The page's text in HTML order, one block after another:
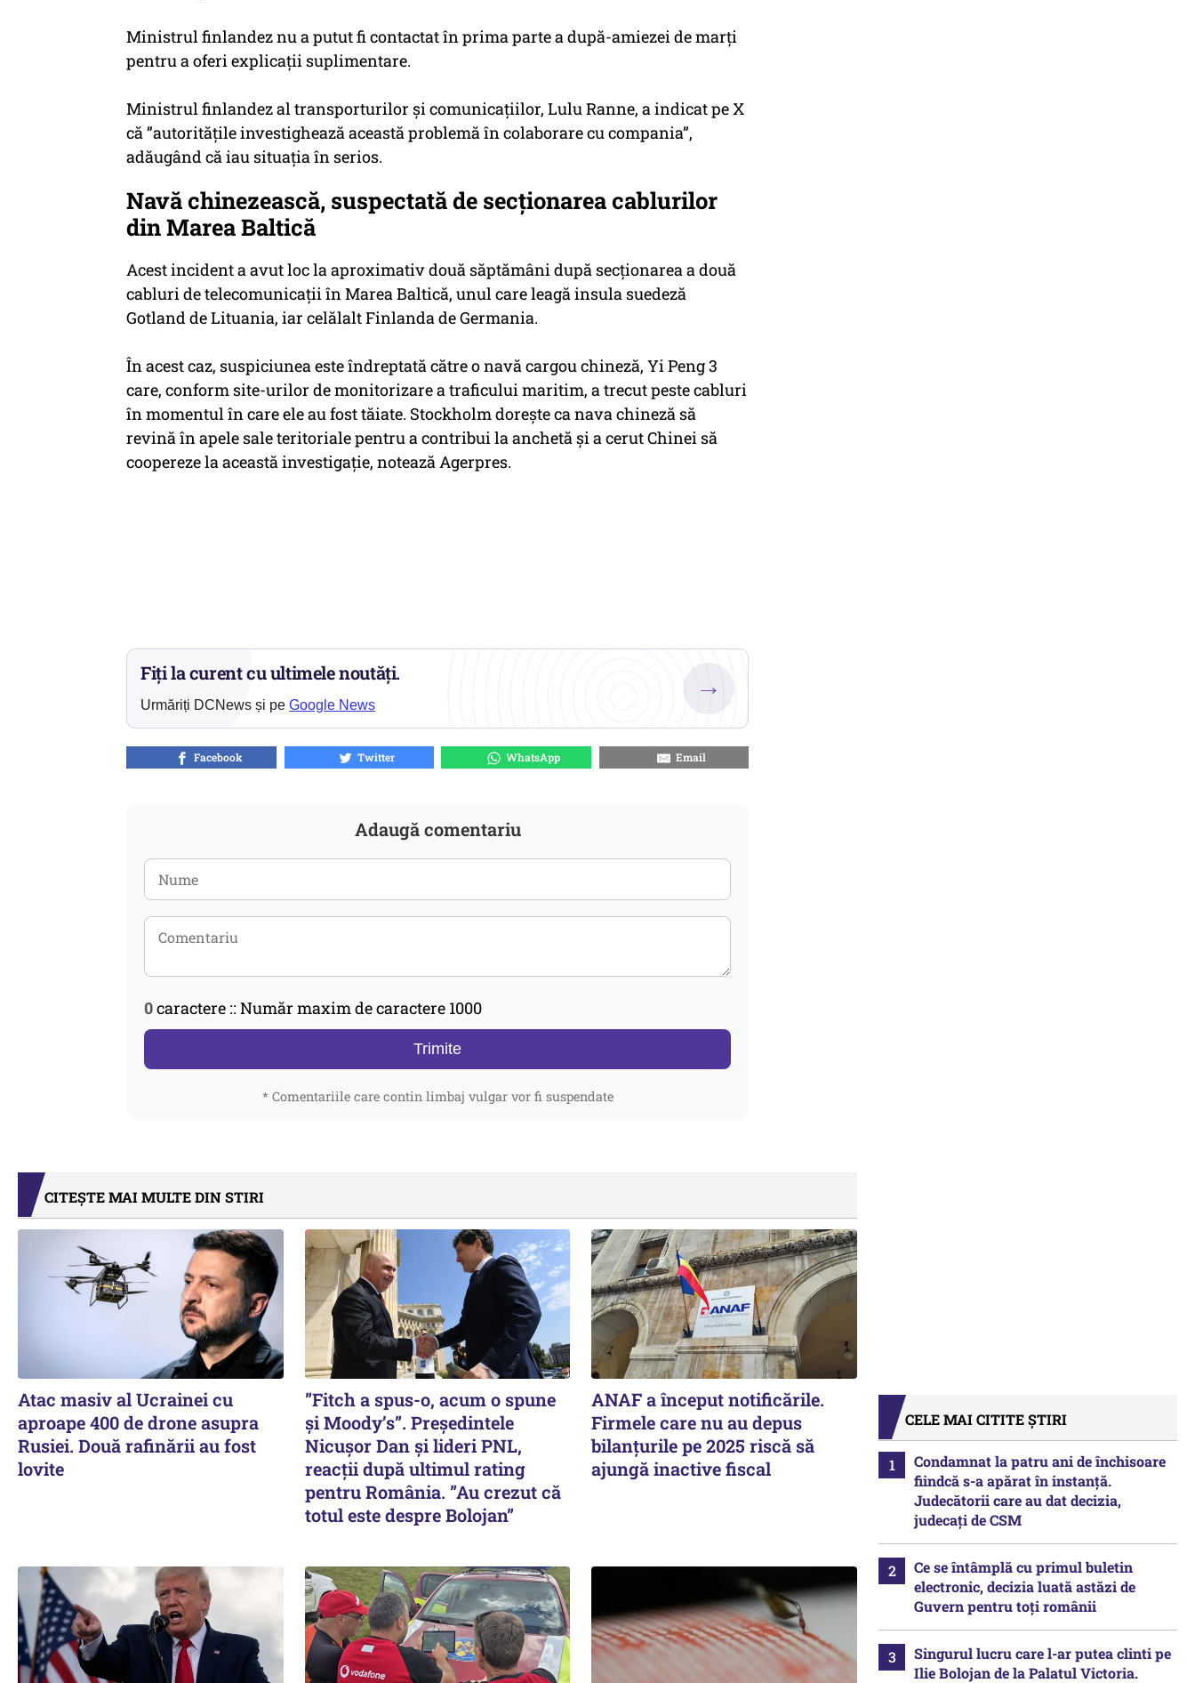
Ministrul finlandez nu a putut fi contactat în prima parte a după-amiezei de marți
pentru a oferi explicații suplimentare.
Ministrul finlandez al transporturilor și comunicațiilor, Lulu Ranne, a indicat pe X
că ”autoritățile investighează această problemă în colaborare cu compania”,
adăugând că iau situația în serios.
Navă chinezească, suspectată de secționarea cablurilor
din Marea Baltică
Acest incident a avut loc la aproximativ două săptămâni după secționarea a două
cabluri de telecomunicații în Marea Baltică, unul care leagă insula suedeză
Gotland de Lituania, iar celălalt Finlanda de Germania.
În acest caz, suspiciunea este îndreptată către o navă cargou chineză, Yi Peng 3
care, conform site-urilor de monitorizare a traficului maritim, a trecut peste cabluri
în momentul în care ele au fost tăiate. Stockholm dorește ca nava chineză să
revină în apele sale teritoriale pentru a contribui la anchetă și a cerut Chinei să
coopereze la această investigație, notează Agerpres.
Fiți la curent cu ultimele noutăți.
Urmăriți DCNews și pe Google News
→
Facebook Twitter WhatsApp Email
Adaugă comentariu
0caractere :: Număr maxim de caractere 1000
Trimite
* Comentariile care contin limbaj vulgar vor fi suspendate
CITEȘTE MAI MULTE DIN STIRI
Atac masiv al Ucrainei cu
aproape 400 de drone asupra
Rusiei. Două rafinării au fost
lovite
”Fitch a spus-o, acum o spune
și Moody’s”. Președintele
Nicușor Dan și lideri PNL,
reacții după ultimul rating
pentru România. ”Au crezut că
totul este despre Bolojan”
ANAF a început notificările.
Firmele care nu au depus
bilanțurile pe 2025 riscă să
ajungă inactive fiscal
CELE MAI CITITE ȘTIRI
Condamnat la patru ani de închisoare
fiindcă s-a apărat în instanță.
Judecătorii care au dat decizia,
judecați de CSM
Ce se întâmplă cu primul buletin
electronic, decizia luată astăzi de
Guvern pentru toți românii
Singurul lucru care l-ar putea clinti pe
Ilie Bolojan de la Palatul Victoria.